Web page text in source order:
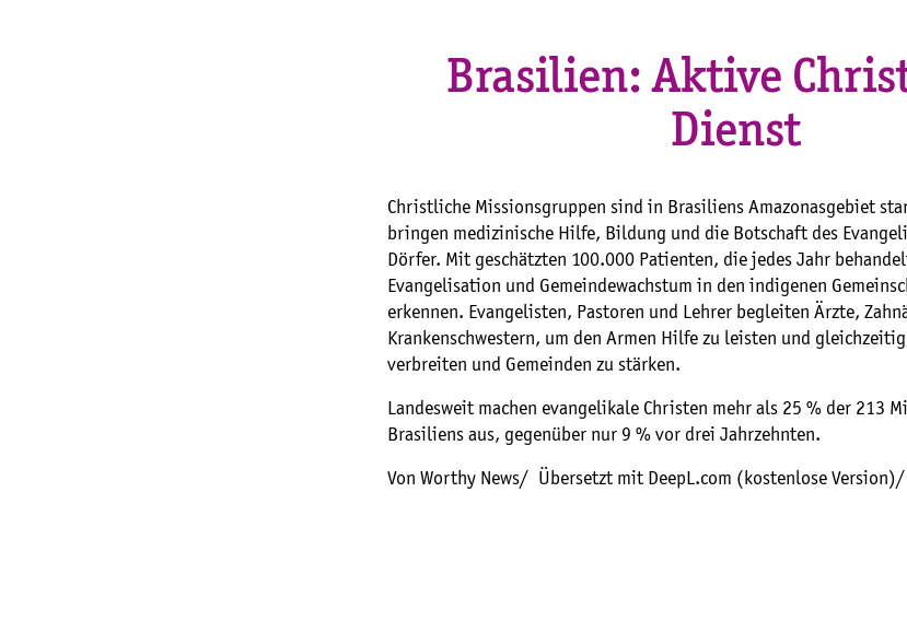
Brasilien: Aktive
Dienst
Christliche Missionsgruppen sind in Brasiliens Amazonasgebiet
bringen medizinische Hilfe, Bildung und die Botschaft des
Dörfer. Mit geschätzten 100.000 Patienten, die jedes Jahr
Evangelisation und Gemeindewachstum in den indigenen
erkennen. Evangelisten, Pastoren und Lehrer begleiten Ärzte,
Krankenschwestern, um den Armen Hilfe zu leisten und
verbreiten und Gemeinden zu stärken.
Landesweit machen evangelikale Christen mehr als 25 % der 213
Brasiliens aus, gegenüber nur 9 % vor drei Jahrzehnten.
Von Worthy News/ Übersetzt mit DeepL.com (kostenlose Version)/